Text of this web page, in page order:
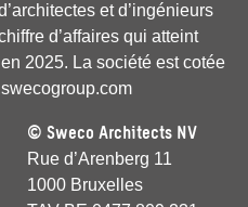
et d’ingénieurs
d’affaires qui atteint
2025. La société est cotée
© Sweco Architects NV
Rue d’Arenberg 11
1000 Bruxelles